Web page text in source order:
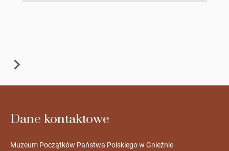
Dane kontaktowe
Muzeum Początków Państwa Polskiego w Gnieźnie